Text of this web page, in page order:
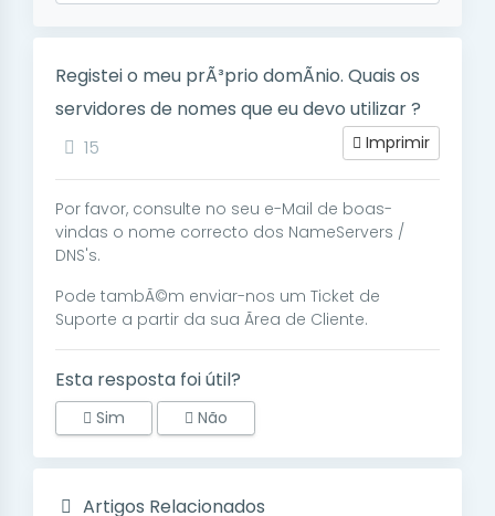
Registei o meu prÃ³prio domÃ­nio. Quais os
servidores de nomes que eu devo utilizar ?
Imprimir
15
Por favor, consulte no seu e-Mail de boas-
vindas o nome correcto dos NameServers /
DNS's.
Pode tambÃ©m enviar-nos um Ticket de
Suporte a partir da sua Ãrea de Cliente.
Esta resposta foi útil?
Sim Não
Artigos Relacionados